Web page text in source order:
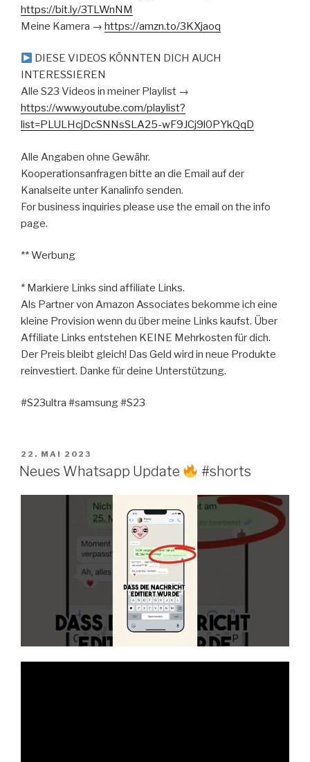
https://bit.ly/3TLWnNM
Meine Kamera → https://amzn.to/3KXjaoq
DIESE VIDEOS KÖNNTEN DICH AUCH
INTERESSIEREN
Alle S23 Videos in meiner Playlist →
https://www.youtube.com/playlist?
list=PLULHcjDcSNNsSLA25-wF9JCj9l0PYkQqD
Alle Angaben ohne Gewähr.
Kooperationsanfragen bitte an die Email auf der
Kanalseite unter Kanalinfo senden.
For business inquiries please use the email on the info
page.
** Werbung
* Markiere Links sind affiliate Links.
Als Partner von Amazon Associates bekomme ich eine
kleine Provision wenn du über meine Links kaufst. Über
Affiliate Links entstehen KEINE Mehrkosten für dich.
Der Preis bleibt gleich! Das Geld wird in neue Produkte
reinvestiert. Danke für deine Unterstützung.
#S23ultra #samsung #S23
VERÖFFENTLICHT
AM
22. MAI 2023
Neues Whatsapp Update #shorts